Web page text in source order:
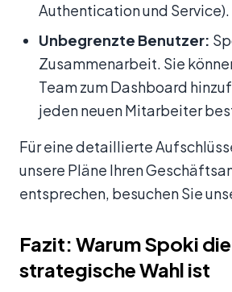
Authentication und Service).
Unbegrenzte Benutzer:
Zusammenarbeit. Sie
Team zum Dashboard
jeden neuen Mitarbeiter
Für eine detaillierte
unsere Pläne Ihren
entsprechen, besuchen Sie
Fazit: Warum Spoki die
strategische Wahl ist